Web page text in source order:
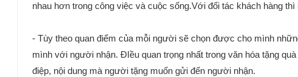
nhau hơn trong công việc và cuộc sống.Với đối tác khách hàng
- Tùy theo quan điểm của mỗi người sẽ chọn được cho mình
mình với người nhận. ĐIều quan trọng nhất trong văn hóa tặng
điệp, nội dung mà người tặng muốn gửi đến người nhận.